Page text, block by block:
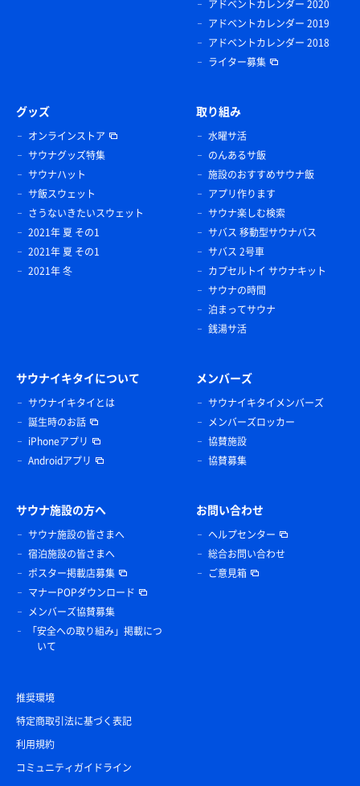
アドベントカレンダー 2020
アドベントカレンダー 2019
アドベントカレンダー 2018
ライター募集
グッズ
オンラインストア
サウナグッズ特集
サウナハット
サ飯スウェット
さうないきたいスウェット
2021年 夏 その1
2021年 夏 その1
2021年 冬
取り組み
水曜サ活
のんあるサ飯
施設のおすすめサウナ飯
アプリ作ります
サウナ楽しむ検索
サバス 移動型サウナバス
サバス 2号車
カプセルトイ サウナキット
サウナの時間
泊まってサウナ
銭湯サ活
サウナイキタイについて
サウナイキタイとは
誕生時のお話
iPhoneアプリ
Androidアプリ
メンバーズ
サウナイキタイメンバーズ
メンバーズロッカー
協賛施設
協賛募集
サウナ施設の方へ
サウナ施設の皆さまへ
宿泊施設の皆さまへ
ポスター掲載店募集
マナーPOPダウンロード
メンバーズ協賛募集
「安全への取り組み」掲載につ
いて
お問い合わせ
ヘルプセンター
総合お問い合わせ
ご意見箱
推奨環境
特定商取引法に基づく表記
利用規約
コミュニティガイドライン